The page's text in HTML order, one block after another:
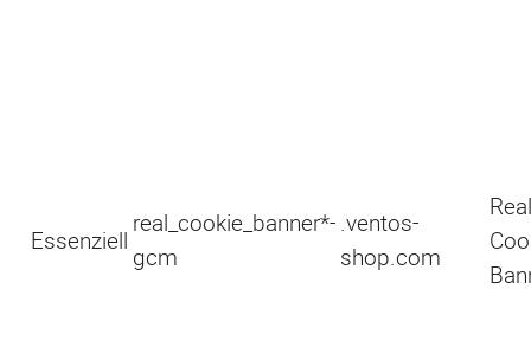
Essenziell
real_cookie_banner*-
gcm
.ventos-
shop.com
Real